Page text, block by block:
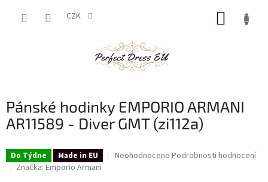
CZK
Pánské hodinky EMPORIO ARMANI
AR11589 - Diver GMT (zi112a)
Do Týdne Made in EU
Průměrné
Neohodnoceno Podrobnosti hodnocení
Značka: Emporio Armani